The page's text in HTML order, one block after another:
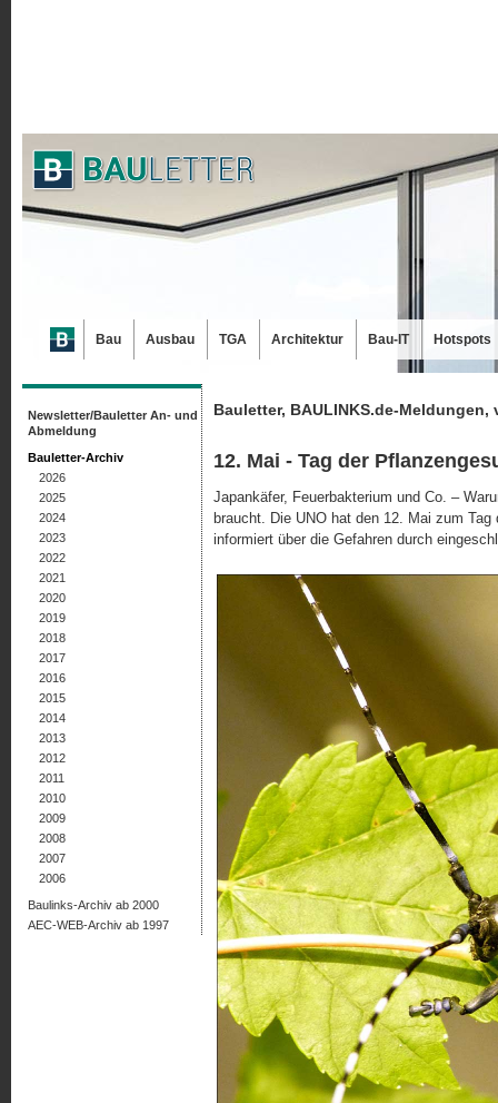
Bauletter, BAULINKS.de-Meldungen,
12. Mai - Tag der
Japankäfer, Feuerbakterium und Co. –
braucht. Die UNO hat den 12. Mai zum
informiert über die Gefahren durch
Newsletter/Bauletter An- und
Abmeldung
Bauletter-Archiv
2026
2025
2024
2023
2022
2021
2020
2019
2018
2017
2016
2015
2014
2013
2012
2011
2010
2009
2008
2007
2006
Baulinks-Archiv ab 2000
AEC-WEB-Archiv ab 1997
Bau Ausbau TGA Architektur Bau-IT Hotspots